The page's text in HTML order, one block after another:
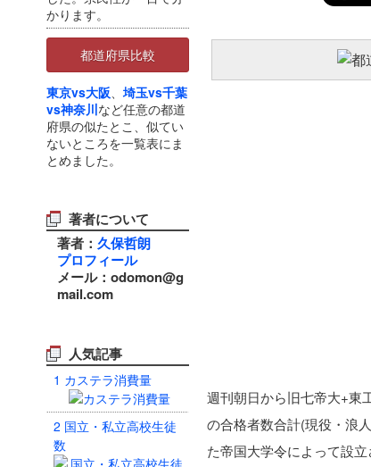
かります。
都道府県比較
東京vs大阪、 埼玉vs千葉
vs神奈川など任意の都道
府県の似たとこ、似てい
ないところを一覧表にま
とめました。
著者について
著者： 久保哲朗
プロフィール
メール：odomon@g
mail.com
人気記事
1 カステラ消費量
2 国立・私立高校生徒
数
週刊朝日から旧七帝大+東
の合格者数合計(現役・浪
た帝国大学令によって設